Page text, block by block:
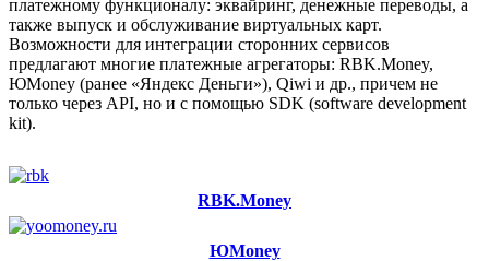
платежному функционалу: эквайринг, денежные переводы, а
также выпуск и обслуживание виртуальных карт.
Возможности для интеграции сторонних сервисов
предлагают многие платежные агрегаторы: RBK.Money,
ЮMoney (ранее «Яндекс Деньги»), Qiwi и др., причем не
только через API, но и с помощью SDK (software development
kit).
RBK.Money
ЮMoney